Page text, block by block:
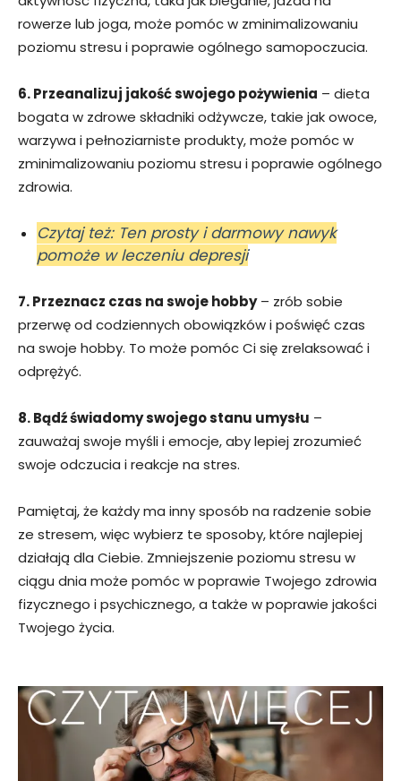
rowerze lub joga, może pomóc w zminimalizowaniu
poziomu stresu i poprawie ogólnego samopoczucia.
6. Przeanalizuj jakość swojego pożywienia – dieta
bogata w zdrowe składniki odżywcze, takie jak owoce,
warzywa i pełnoziarniste produkty, może pomóc w
zminimalizowaniu poziomu stresu i poprawie ogólnego
zdrowia.
Czytaj też: Ten prosty i darmowy nawyk
pomoże w leczeniu depresji
7. Przeznacz czas na swoje hobby– zrób sobie
przerwę od codziennych obowiązków i poświęć czas
na swoje hobby. To może pomóc Ci się zrelaksować i
odprężyć.
8. Bądź świadomy swojego stanu umysłu –
zauważaj swoje myśli i emocje, aby lepiej zrozumieć
swoje odczucia i reakcje na stres.
Pamiętaj, że każdy ma inny sposób na radzenie sobie
ze stresem, więc wybierz te sposoby, które najlepiej
działają dla Ciebie. Zmniejszenie poziomu stresu w
ciągu dnia może pomóc w poprawie Twojego zdrowia
fizycznego i psychicznego, a także w poprawie jakości
Twojego życia.